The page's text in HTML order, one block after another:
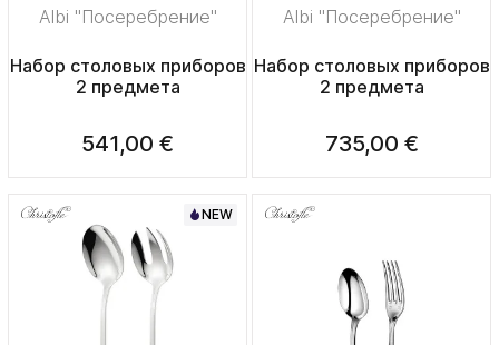
Albi "Посеребрение"
Набор столовых приборов
2 предмета
541,00 €
Albi "Посеребрение"
Набор столовых приборов
2 предмета
735,00 €
NEW